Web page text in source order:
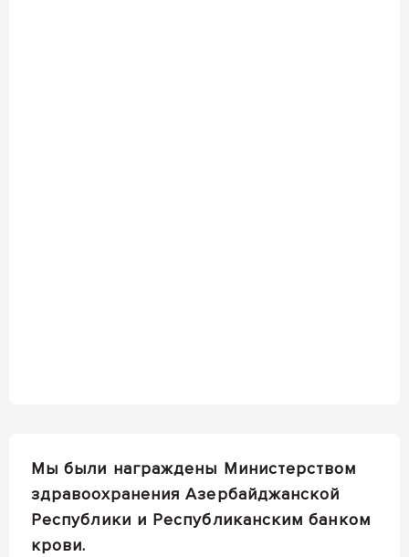
Мы были награждены Министерством
здравоохранения Азербайджанской
Республики и Республиканским банком
крови.